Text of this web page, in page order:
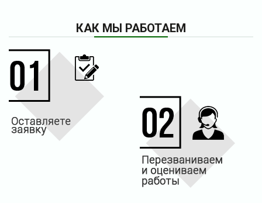
КАК МЫ РАБОТАЕМ